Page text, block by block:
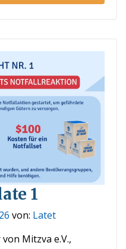
1
von: Latet
Mitzva e.V.,